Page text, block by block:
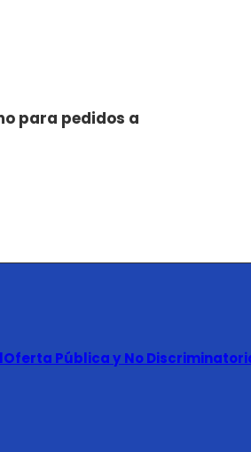
para pedidos a
Oferta Pública y No